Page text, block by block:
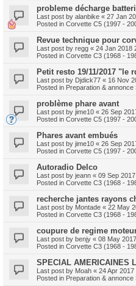
probleme décharge
Last post by alanbike « 27 Jan
Posted in Corvette C5 (1997 -
Revue technique pour
Last post by regg « 24 Jan 2018
Posted in Corvette C3 (1968 -
Petit resto 19/11/2017 "le
Last post by Djdick77 « 16 Nov
Posted in Preparation &
problème phare avant
Last post by jime10 « 26 Sep
Posted in Corvette C5 (1997 -
Phares avant embués
Last post by jime10 « 26 Sep
Posted in Corvette C5 (1997 -
Autoradio Delco
Last post by jeann « 09 Sep
Posted in Corvette C3 (1968 -
recherche jantes rayons
Last post by Montade « 22 May
Posted in Corvette C3 (1968 -
coupure de regime
Last post by benjy « 08 May
Posted in Corvette C3 (1968 -
SPECIAL AMERICAINES
Last post by Moah « 24 Apr 2017
Posted in Preparation &